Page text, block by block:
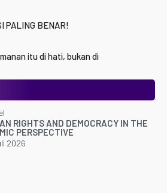
PALING BENAR!
itu di hati, bukan di
RIGHTS AND DEMOCRACY IN THE
PERSPECTIVE
2026